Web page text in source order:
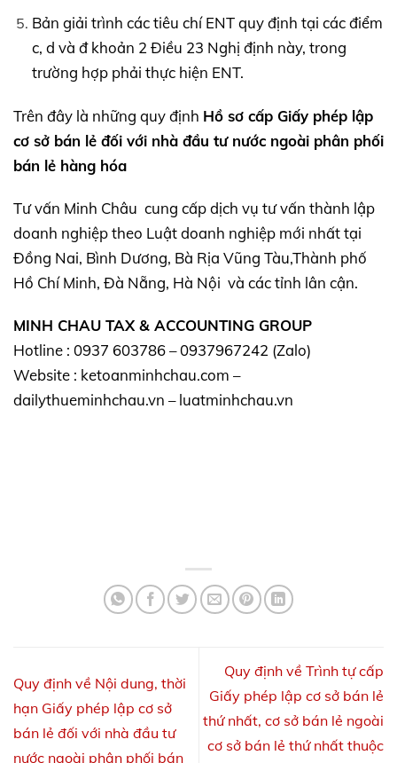
Bản giải trình các tiêu chí ENT quy định tại các điểm
c, d và đ khoản 2 Điều 23 Nghị định này, trong
trường hợp phải thực hiện ENT.
Trên đây là những quy định Hồ sơ cấp Giấy phép lập
cơ sở bán lẻ đối với nhà đầu tư nước ngoài phân phối
bán lẻ hàng hóa
Tư vấn Minh Châu cung cấp dịch vụ tư vấn thành lập
doanh nghiệp theo Luật doanh nghiệp mới nhất tại
Đồng Nai, Bình Dương, Bà Rịa Vũng Tàu,Thành phố
Hồ Chí Minh, Đà Nẵng, Hà Nội và các tỉnh lân cận.
MINH CHAU TAX & ACCOUNTING GROUP
Hotline : 0937 603786 – 0937967242 (Zalo)
Website : ketoanminhchau.com –
dailythueminhchau.vn – luatminhchau.vn
Quy định về Nội dung, thời
hạn Giấy phép lập cơ sở
bán lẻ đối với nhà đầu tư
nước ngoài phân phối bán
Quy định về Trình tự cấp
Giấy phép lập cơ sở bán lẻ
thứ nhất, cơ sở bán lẻ ngoài
cơ sở bán lẻ thứ nhất thuộc